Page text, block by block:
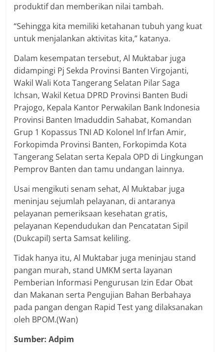
produktif dan memberikan nilai tambah.
“Sehingga kita memiliki ketahanan tubuh yang kuat
untuk menjalankan aktivitas kita,” katanya.
Dalam kesempatan tersebut, Al Muktabar juga
didampingi Pj Sekda Provinsi Banten Virgojanti,
Wakil Wali Kota Tangerang Selatan Pilar Saga
Ichsan, Wakil Ketua DPRD Provinsi Banten Budi
Prajogo, Kepala Kantor Perwakilan Bank Indonesia
Provinsi Banten Imaduddin Sahabat, Komandan
Grup 1 Kopassus TNI AD Kolonel Inf Irfan Amir,
Forkopimda Provinsi Banten, Forkopimda Kota
Tangerang Selatan serta Kepala OPD di Lingkungan
Pemprov Banten dan tamu undangan lainnya.
Usai mengikuti senam sehat, Al Muktabar juga
meninjau sejumlah pelayanan, di antaranya
pelayanan pemeriksaan kesehatan gratis,
pelayanan Kependudukan dan Pencatatan Sipil
(Dukcapil) serta Samsat keliling.
Tidak hanya itu, Al Muktabar juga meninjau stand
pangan murah, stand UMKM serta layanan
Pemberian Informasi Pengurusan Izin Edar Obat
dan Makanan serta Pengujian Bahan Berbahaya
pada pangan dengan Rapid Test yang dilaksanakan
oleh BPOM.(Wan)
Sumber: Adpim